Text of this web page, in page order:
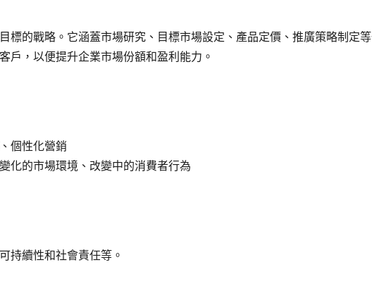
標的戰略。它涵蓋市場研究、目標市場設定、產品定價、推廣策略制定
戶，以便提升企業市場份額和盈利能力。
個性化營銷
化的市場環境、改變中的消費者行為
持續性和社會責任等。